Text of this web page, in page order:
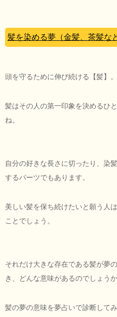
髪を染める夢（金髪、茶髪な
頭を守るために伸び続ける【髪】。
髪はその人の第一印象を決めるひ
ね。
自分の好きな長さに切ったり、染
するパーツでもあります。
美しい髪を保ち続けたいと願う人
ことでしょう。
それだけ大きな存在である髪が夢
き、どんな意味があるのでしょうか
髪の夢の意味を夢占いで診断してみ